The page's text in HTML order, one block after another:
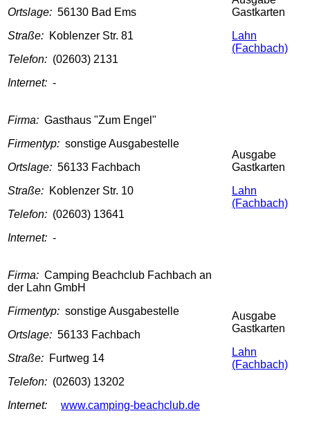
Ortslage: 56130 Bad Ems
Straße: Koblenzer Str. 81
Telefon: (02603) 2131
Internet: -
Gastkarten
Lahn
(Fachbach)
Firma: Gasthaus "Zum Engel"
Firmentyp: sonstige Ausgabestelle
Ortslage: 56133 Fachbach
Straße: Koblenzer Str. 10
Telefon: (02603) 13641
Internet: -
Ausgabe
Gastkarten
Lahn
(Fachbach)
Firma: Camping Beachclub Fachbach an
der Lahn GmbH
Firmentyp: sonstige Ausgabestelle
Ortslage: 56133 Fachbach
Straße: Furtweg 14
Telefon: (02603) 13202
Internet:
www.camping-beachclub.de
Ausgabe
Gastkarten
Lahn
(Fachbach)